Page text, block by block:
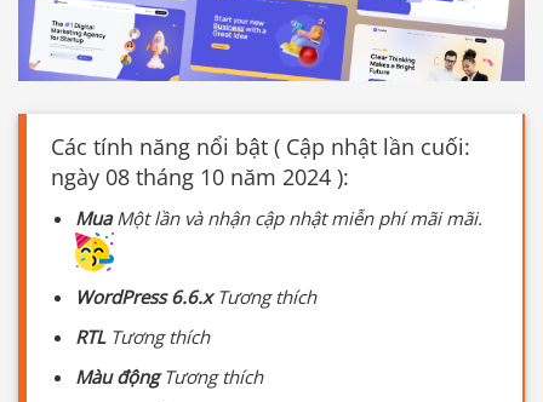
Các tính năng nổi bật ( Cập nhật lần cuối:
ngày 08 tháng 10 năm 2024 ):
MuaMột lần và nhận cập nhật miễn phí mãi mãi.
WordPress 6.6.xTương thích
RTL Tương thích
Màu độngTương thích